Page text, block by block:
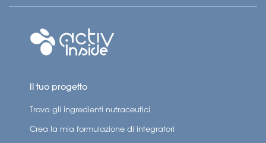
– Adatto ai vegani
– Aroma naturale
Il tuo progetto
Trova gli ingredienti nutraceutici
Crea la mia formulazione di integratori